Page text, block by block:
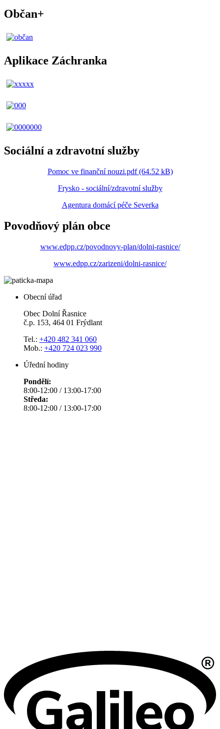
Občan+
Aplikace Záchranka
Sociální a zdravotní služby
Pomoc ve finanční nouzi.pdf (64.52 kB)
Frysko - sociální/zdravotní služby
Agentura domácí péče Severka
Povodňový plán obce
www.edpp.cz/povodnovy-plan/dolni-rasnice/
www.edpp.cz/zarizeni/dolni-rasnice/
Obecní úřad
Obec Dolní Řasnice
č.p. 153, 464 01 Frýdlant
Tel.: +420 482 341 060
Mob.: +420 724 023 990
Úřední hodiny
Pondělí:
8:00-12:00 / 13:00-17:00
Středa:
8:00-12:00 / 13:00-17:00